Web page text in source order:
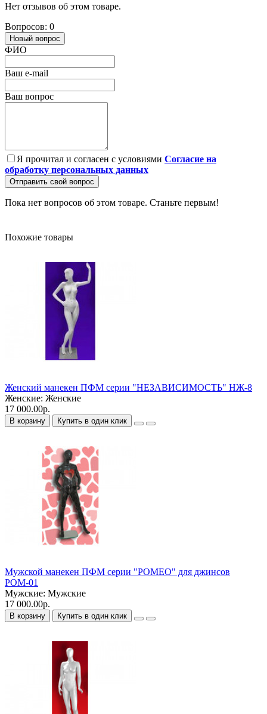
Нет отзывов об этом товаре.
Вопросов: 0
Новый вопрос
ФИО
Ваш e-mail
Ваш вопрос
Я прочитал и согласен с условиями Согласие на
обработку персональных данных
Отправить свой вопрос
Пока нет вопросов об этом товаре. Станьте первым!
Похожие товары
Женский манекен ПФМ серии "НЕЗАВИСИМОСТЬ" НЖ-8
Женские: Женские
17 000.00р.
В корзину Купить в один клик
Мужской манекен ПФМ серии "РОМЕО" для джинсов
РОМ-01
Мужские: Мужские
17 000.00р.
В корзину Купить в один клик